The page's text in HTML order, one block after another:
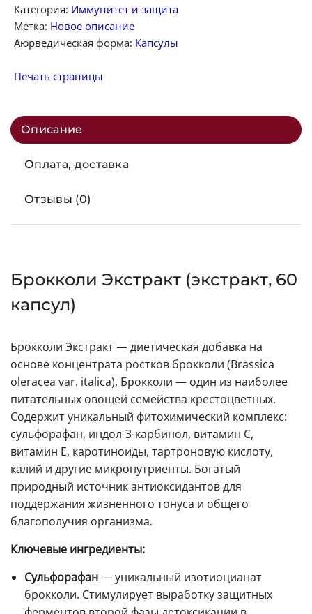
Категория: Иммунитет и защита
Метка: Новое описание
Аюрведическая форма: Капсулы
Печать страницы
Описание
Оплата, доставка
Отзывы (0)
Брокколи Экстракт (экстракт, 60
капсул)
Брокколи Экстракт — диетическая добавка на
основе концентрата ростков брокколи (Brassica
oleracea var. italica). Брокколи — один из наиболее
питательных овощей семейства крестоцветных.
Содержит уникальный фитохимический комплекс:
сульфорафан, индол-3-карбинол, витамин C,
витамин E, каротиноиды, тартроновую кислоту,
калий и другие микронутриенты. Богатый
природный источник антиоксидантов для
поддержания жизненного тонуса и общего
благополучия организма.
Ключевые ингредиенты:
Сульфорафан— уникальный изотиоцианат
брокколи. Стимулирует выработку защитных